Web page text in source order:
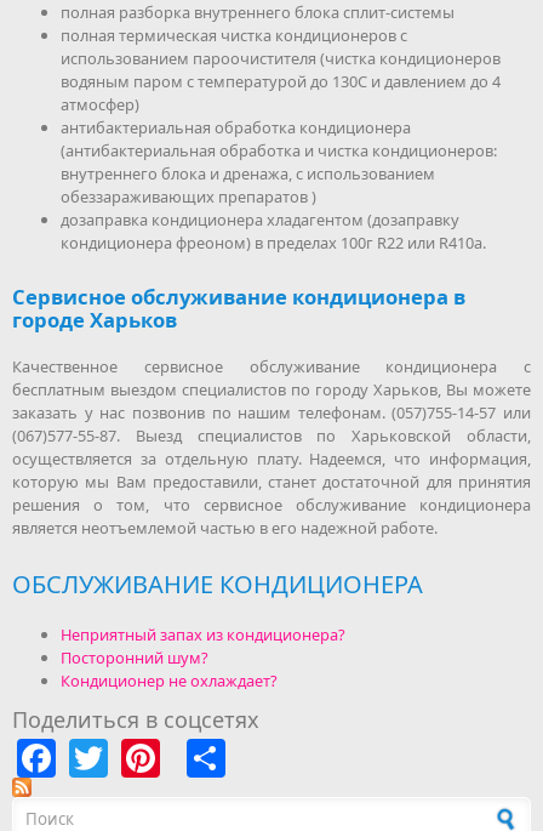
полная разборка внутреннего блока сплит-системы
полная термическая чистка кондиционеров с
использованием пароочистителя (чистка кондиционеров
водяным паром с температурой до 130С и давлением до 4
атмосфер)
антибактериальная обработка кондиционера
(антибактериальная обработка и чистка кондиционеров:
внутреннего блока и дренажа, с использованием
обеззараживающих препаратов )
дозаправка кондиционера хладагентом (дозаправку
кондиционера фреоном) в пределах 100г R22 или R410a.
Сервисное обслуживание кондиционера в
городе Харьков
Качественное сервисное обслуживание кондиционера с
бесплатным выездом специалистов по городу Харьков, Вы можете
заказать у нас позвонив по нашим телефонам. (057)755-14-57 или
(067)577-55-87. Выезд специалистов по Харьковской области,
осуществляется за отдельную плату. Надеемся, что информация,
которую мы Вам предоставили, станет достаточной для принятия
решения о том, что сервисное обслуживание кондиционера
является неотъемлемой частью в его надежной работе.
ОБСЛУЖИВАНИЕ КОНДИЦИОНЕРА
Неприятный запах из кондиционера?
Посторонний шум?
Кондиционер не охлаждает?
Поделиться в соцсетях
Facebook
TwitterPinterest
Форма поиска